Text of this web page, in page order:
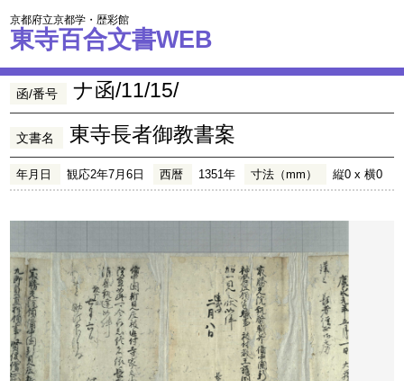
京都府立京都学・歴彩館
東寺百合文書WEB
函/番号 ナ函/11/15/
文書名 東寺長者御教書案
年月日 観応2年7月6日 西暦 1351年 寸法（mm） 縦0 x 横0